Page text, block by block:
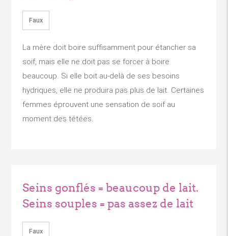
Faux
La mère doit boire suffisamment pour étancher sa
soif, mais elle ne doit pas se forcer à boire
beaucoup. Si elle boit au-delà de ses besoins
hydriques, elle ne produira pas plus de lait. Certaines
femmes éprouvent une sensation de soif au
moment des tétées.
Seins gonflés = beaucoup de lait.
Seins souples = pas assez de lait
Faux